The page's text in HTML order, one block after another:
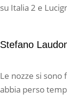
su Italia 2 e
Stefano
Le nozze si
abbia perso